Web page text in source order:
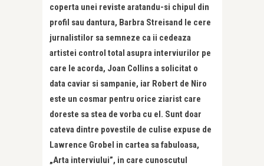
coperta unei reviste aratandu-si chipul din
profil sau dantura, Barbra Streisand le cere
jurnalistilor sa semneze ca ii cedeaza
artistei control total asupra interviurilor pe
care le acorda, Joan Collins a solicitat o
data caviar si sampanie, iar Robert de Niro
este un cosmar pentru orice ziarist care
doreste sa stea de vorba cu el. Sunt doar
cateva dintre povestile de culise expuse de
Lawrence Grobel in cartea sa fabuloasa,
„Arta interviului”, in care cunoscutul